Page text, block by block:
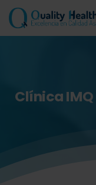
ClínicaIMQ